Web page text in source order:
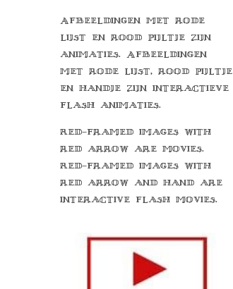
Afbeeldingen met rode
lijst en rood pijltje zijn
animaties. Afbeeldingen
met rode lijst, rood pijltje
en handje zijn interactieve
flash animaties.
Red-framed images with
red arrow are movies.
Red-framed images with
red arrow and hand are
interactive flash movies.